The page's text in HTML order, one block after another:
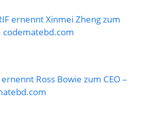
ernennt Xinmei Zheng zum
codematebd.com
Ross Bowie zum CEO –